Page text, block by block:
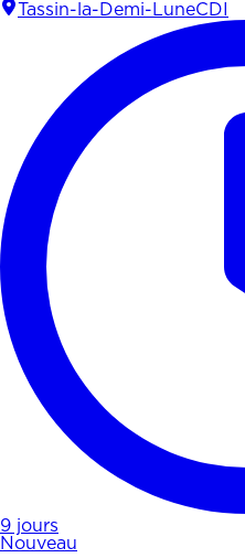
Tassin-la-Demi-LuneCDI
9 jours
Nouveau